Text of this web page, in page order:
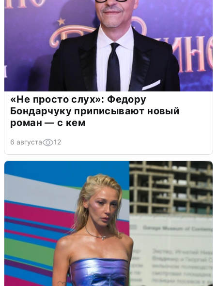
«Не просто слух»: Федору
Бондарчуку приписывают новый
роман — с кем
6 августа 12